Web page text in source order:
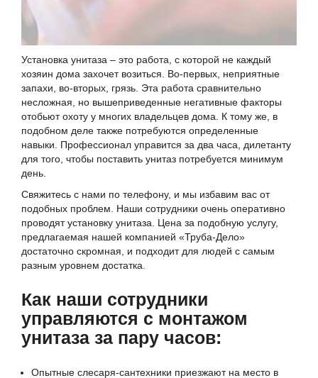
Установка унитаза – это работа, с которой не каждый
хозяин дома захочет возиться. Во-первых, неприятные
запахи, во-вторых, грязь. Эта работа сравнительно
несложная, но вышеприведенные негативные факторы
отобьют охоту у многих владельцев дома. К тому же, в
подобном деле также потребуются определенные
навыки. Профессионал управится за два часа, дилетанту
для того, чтобы поставить унитаз потребуется минимум
день.
Свяжитесь с нами по телефону, и мы избавим вас от
подобных проблем. Наши сотрудники очень оперативно
проводят установку унитаза. Цена за подобную услугу,
предлагаемая нашей компанией «Труба-Дело»
достаточно скромная, и подходит для людей с самым
разным уровнем достатка.
Как наши сотрудники
управляются с монтажом
унитаза за пару часов:
Опытные слесаря-сантехники приезжают на место в